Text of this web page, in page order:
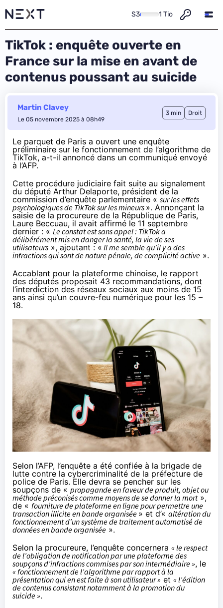
S3 1 Tio
TikTok : enquête ouverte en
France sur la mise en avant de
contenus poussant au suicide
Martin Clavey
Le 05 novembre 2025 à 08h49
3 min Droit
Le parquet de Paris a ouvert une enquête
préliminaire sur le fonctionnement de l’algorithme de
TikTok, a-t-il annoncé dans un communiqué envoyé
à l’AFP.
Cette procédure judiciaire fait suite au signalement
du député Arthur Delaporte, président de la
commission d’enquête parlementaire « sur les effets
psychologiques de TikTok sur les mineurs ». Annonçant la
saisie de la procureure de la République de Paris,
Laure Beccuau, il avait affirmé le 11 septembre
dernier : « Le constat est sans appel : TikTok a
délibérément mis en danger la santé, la vie de ses
utilisateurs », ajoutant : « Il me semble qu’il y a des
infractions qui sont de nature pénale, de complicité active ».
Accablant pour la plateforme chinoise, le rapport
des députés proposait 43 recommandations, dont
l’interdiction des réseaux sociaux aux moins de 15
ans ainsi qu’un couvre-feu numérique pour les 15 –
18.
Selon l’AFP, l’enquête a été confiée à la brigade de
lutte contre la cybercriminalité de la préfecture de
police de Paris. Elle devra se pencher sur les
soupçons de « propagande en faveur de produit, objet ou
méthode préconisés comme moyens de se donner la mort»,
de « fourniture de plateforme en ligne pour permettre une
transaction illicite en bande organisée » et d’« altération du
fonctionnement d’un système de traitement automatisé de
données en bande organisée ».
Selon la procureure, l’enquête concernera « le respect
de l’obligation de notification par une plateforme des
soupçons d’infractions commises par son intermédiaire », le
« fonctionnement de l’algorithme par rapport à la
présentation qui en est faite à son utilisateur » et « l’édition
de contenus consistant notamment à la promotion du
suicide ».